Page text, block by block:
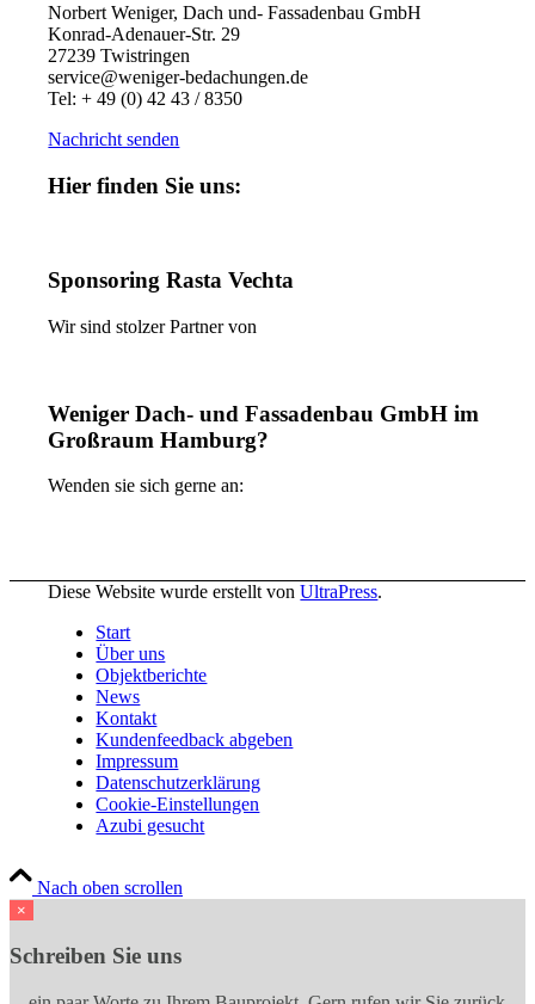
Norbert Weniger, Dach und- Fassadenbau GmbH
Konrad-Adenauer-Str. 29
27239 Twistringen
service@weniger-bedachungen.de
Tel: + 49 (0) 42 43 / 8350
Nachricht senden
Hier finden Sie uns:
Sponsoring Rasta Vechta
Wir sind stolzer Partner von
Weniger Dach- und Fassadenbau GmbH im
Großraum Hamburg?
Wenden sie sich gerne an:
Diese Website wurde erstellt vonUltraPress.
Start
Über uns
Objektberichte
News
Kontakt
Kundenfeedback abgeben
Impressum
Datenschutzerklärung
Cookie-Einstellungen
Azubi gesucht
Nach oben scrollen
×
Schreiben Sie uns